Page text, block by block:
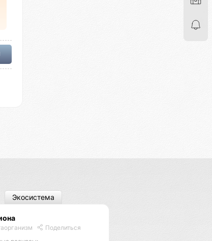
Поделиться
Экосистема